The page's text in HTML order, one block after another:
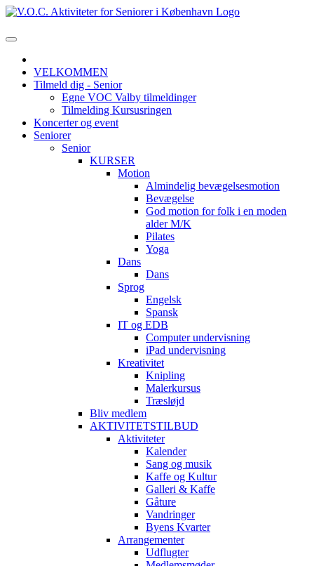
VELKOMMEN
Tilmeld dig - Senior
Egne VOC Valby tilmeldinger
Tilmelding Kursusringen
Koncerter og event
Seniorer
Senior
KURSER
Motion
Almindelig bevægelsesmotion
Bevægelse
God motion for folk i en moden
alder M/K
Pilates
Yoga
Dans
Dans
Sprog
Engelsk
Spansk
IT og EDB
Computer undervisning
iPad undervisning
Kreativitet
Knipling
Malerkursus
Træsløjd
Bliv medlem
AKTIVITETSTILBUD
Aktiviteter
Kalender
Sang og musik
Kaffe og Kultur
Galleri & Kaffe
Gåture
Vandringer
Byens Kvarter
Arrangementer
Udflugter